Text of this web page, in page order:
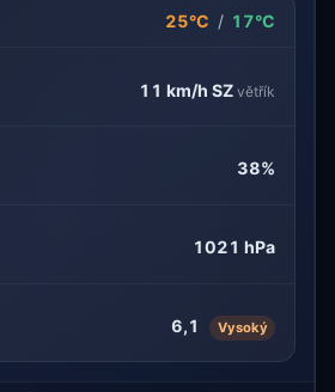
25°C / 17°C
11 km/h SZ větřík
38%
1021 hPa
6,1 Vysoký